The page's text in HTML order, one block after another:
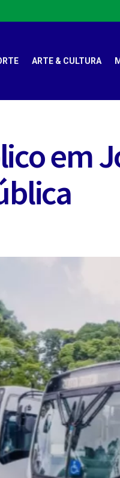
ARTE & CULTURA
em